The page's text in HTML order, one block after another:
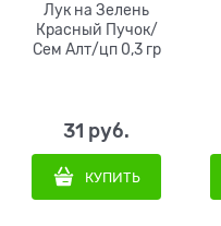
Лук на Зелень
Красный Пучок/
Сем Алт/цп 0,3 гр
31 руб.
КУПИТЬ